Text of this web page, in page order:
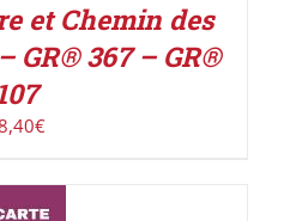
et Chemin des
GR® 367 – GR®
€